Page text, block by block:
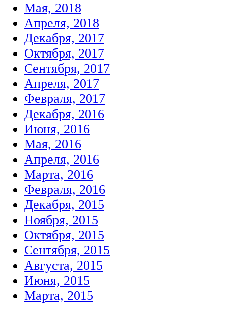
Мая, 2018
Апреля, 2018
Декабря, 2017
Октября, 2017
Сентября, 2017
Апреля, 2017
Февраля, 2017
Декабря, 2016
Июня, 2016
Мая, 2016
Апреля, 2016
Марта, 2016
Февраля, 2016
Декабря, 2015
Ноября, 2015
Октября, 2015
Сентября, 2015
Августа, 2015
Июня, 2015
Марта, 2015